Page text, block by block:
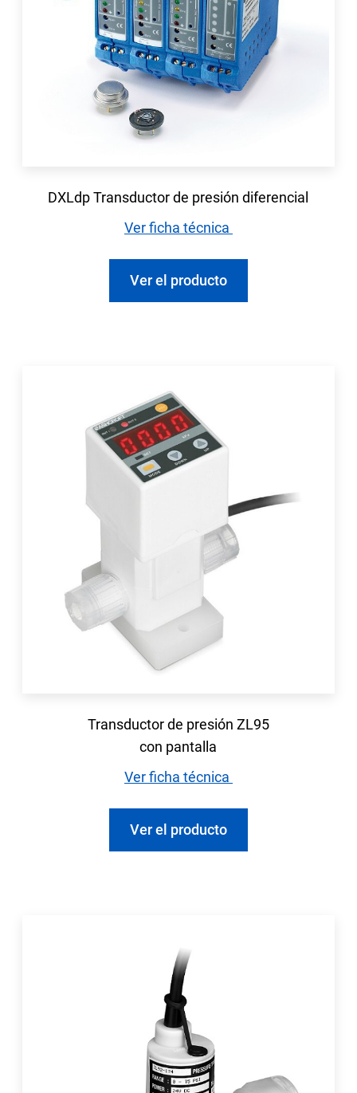
DXLdp Transductor de presión diferencial
Ver ficha técnica
Ver el producto
Transductor de presión ZL95
con pantalla
Ver ficha técnica
Ver el producto